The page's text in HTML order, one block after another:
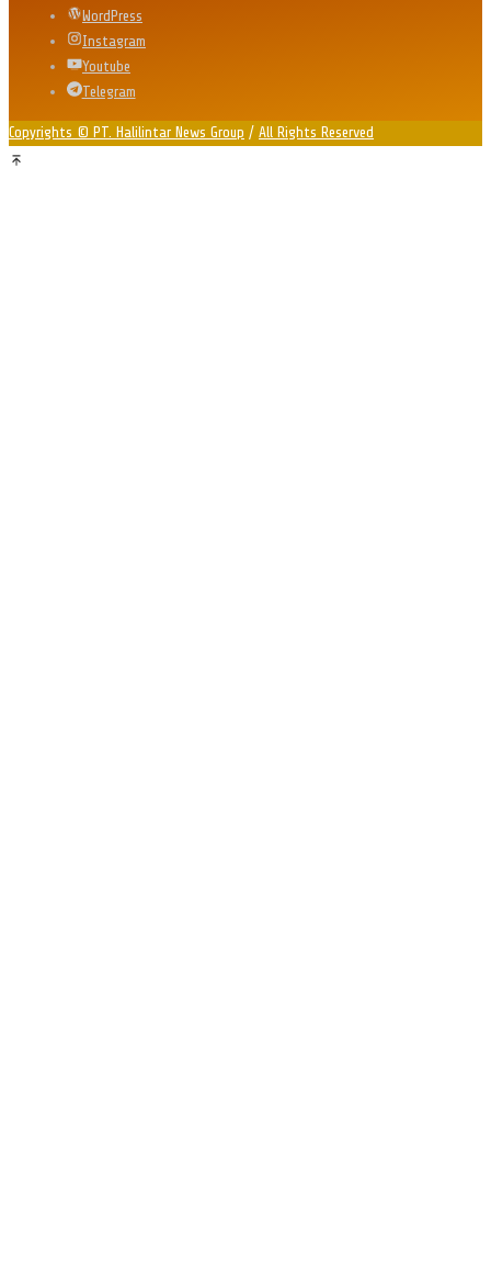
WordPress
Instagram
Youtube
Telegram
Copyrights © PT. Halilintar News Group / All Rights Reserved